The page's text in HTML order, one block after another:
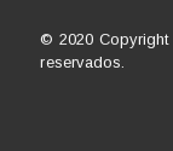
© 2020 Copyright
reservados.